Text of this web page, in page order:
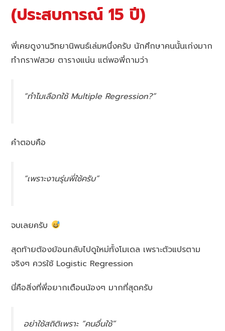
(ประสบการณ์ 15 ปี)
พี่เคยดูงานวิทยานิพนธ์เล่มหนึ่งครับ นักศึกษาคนนั้นเก่งมาก
ทำกราฟสวย ตารางแน่น แต่พอพี่ถามว่า
“ทำไมเลือกใช้ Multiple Regression?”
คำตอบคือ
“เพราะงานรุ่นพี่ใช้ครับ”
จบเลยครับ
สุดท้ายต้องย้อนกลับไปดูใหม่ทั้งโมเดล เพราะตัวแปรตาม
จริงๆ ควรใช้ Logistic Regression
นี่คือสิ่งที่พี่อยากเตือนน้องๆ มากที่สุดครับ
อย่าใช้สถิติเพราะ “คนอื่นใช้”